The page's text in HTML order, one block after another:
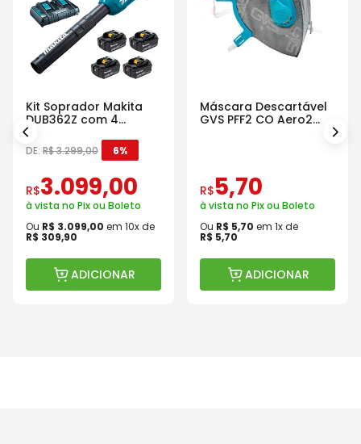
Kit Soprador Makita
DUB362Z com 4
Baterias Carregador e
Maleta
DE: R$3.299,00 6%
R$3.099,00
à vista no Pix ou Boleto
Ou R$ 3.099,00 em 10x de
R$ 309,90
ADICIONAR
Máscara Descartável
GVS PFF2 CO Aero2
R$5,70
à vista no Pix ou Boleto
Ou R$ 5,70 em 1x de
R$ 5,70
ADICIONAR